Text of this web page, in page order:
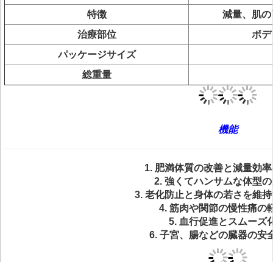
特徴
減量、肌
治療部位
ボ
パッケージサイズ
総重量
機能
1. 肥満体質の改善と減量効
2. 強くてハンサムな体型
3. 老化防止と身体の若さを維
4. 筋肉や関節の慢性痛の
5. 血行促進とスムーズ
6. 子宮、腸などの臓器の安